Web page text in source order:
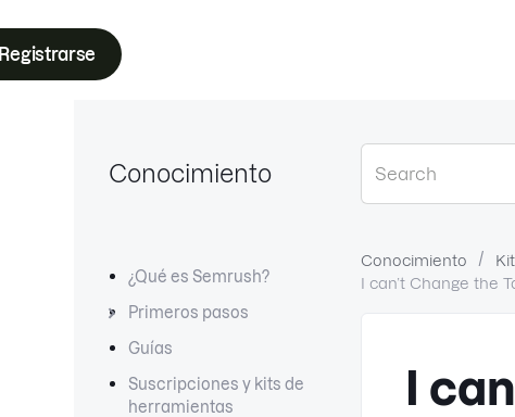
Registrarse
Conocimiento
¿Qué es Semrush?
Primeros pasos
Guías
Suscripciones y kits de
herramientas
Conocimiento
I can’t Change the
I